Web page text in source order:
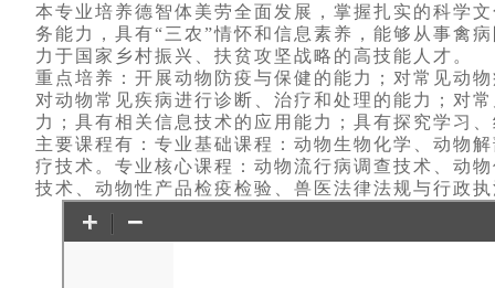
本专业培养德智体美劳全面发展，掌握扎实的科学
务能力，具有“三农”情怀和信息素养，能够从事禽
力于国家乡村振兴、扶贫攻坚战略的高技能人才。
重点培养：开展动物防疫与保健的能力；对常见动
对动物常见疾病进行诊断、治疗和处理的能力；对
力；具有相关信息技术的应用能力；具有探究学习
主要课程有：专业基础课程：动物生物化学、动物
疗技术。专业核心课程：动物流行病调查技术、动
技术、动物性产品检疫检验、兽医法律法规与行政